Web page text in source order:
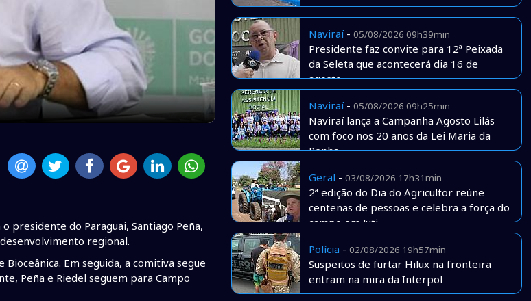
presidente do Paraguai, Santiago Peña,
regional.
Em seguida, a comitiva segue
Peña e Riedel seguem para Campo
Naviraí- 05/08/2026 09h39min
Presidente faz convite para 12ª Peixada
da Seleta que acontecerá dia 16 de
agosto
Naviraí- 05/08/2026 09h25min
Naviraí lança a Campanha Agosto Lilás
com foco nos 20 anos da Lei Maria da
Penha
Geral - 03/08/2026 17h31min
2ª edição do Dia do Agricultor reúne
centenas de pessoas e celebra a força do
campo em Juti
Polícia - 02/08/2026 19h57min
Suspeitos de furtar Hilux na fronteira
entram na mira da Interpol